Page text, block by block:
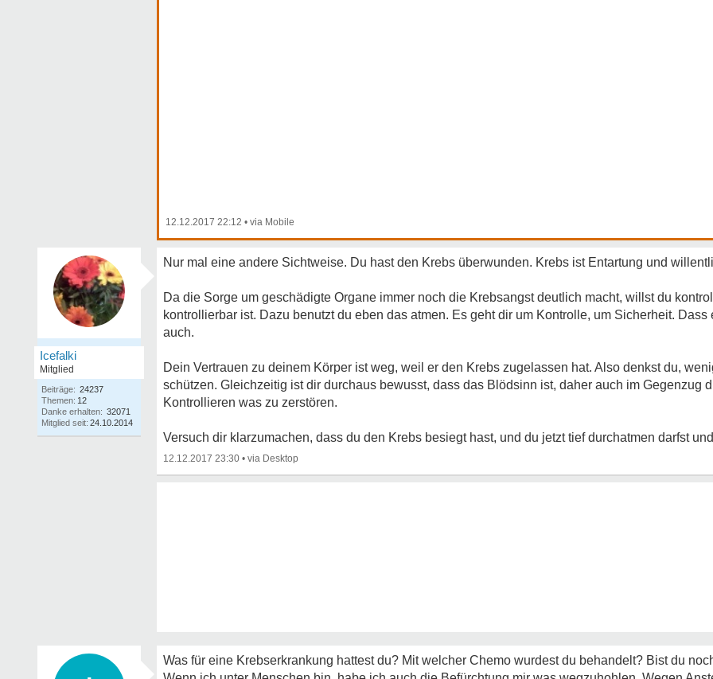
12.12.2017 22:12 •
Icefalki
Mitglied
Beiträge: 24237
Themen: 12
Danke erhalten: 32071
Mitglied seit: 24.10.2014
Nur mal eine andere Sichtweise. Du hast den Krebs überwunden. Krebs ist Entartung und
Da die Sorge um geschädigte Organe immer noch die Krebsangst deutlich macht, willst du
kontrollierbar ist. Dazu benutzt du eben das atmen. Es geht dir um Kontrolle, um Sicherheit. Dass
auch.
Dein Vertrauen zu deinem Körper ist weg, weil er den Krebs zugelassen hat. Also denkst du,
schützen. Gleichzeitig ist dir durchaus bewusst, dass das Blödsinn ist, daher auch im Gegenzug
Kontrollieren was zu zerstören.
Versuch dir klarzumachen, dass du den Krebs besiegt hast, und du jetzt tief durchatmen darfst
12.12.2017 23:30 •
Was für eine Krebserkrankung hattest du? Mit welcher Chemo wurdest du behandelt? Bist du